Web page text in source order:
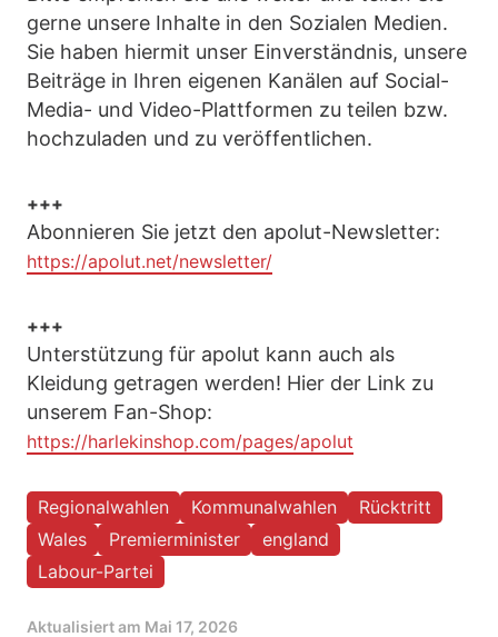
gerne unsere Inhalte in den Sozialen Medien.
Sie haben hiermit unser Einverständnis, unsere
Beiträge in Ihren eigenen Kanälen auf Social-
Media- und Video-Plattformen zu teilen bzw.
hochzuladen und zu veröffentlichen.
+++
Abonnieren Sie jetzt den apolut-Newsletter:
https://apolut.net/newsletter/
+++
Unterstützung für apolut kann auch als
Kleidung getragen werden! Hier der Link zu
unserem Fan-Shop:
https://harlekinshop.com/pages/apolut
Regionalwahlen Kommunalwahlen
Rücktritt
Wales
Premierminister
england
Labour-Partei
Aktualisiert am Mai 17, 2026